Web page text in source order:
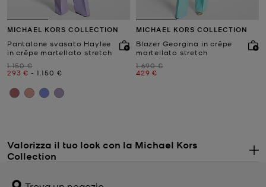
MICHAEL KORS COLLECTION
Pantalone svasato Haylee
in crêpe martellato stretch
Prezzo iniziale
1.150 €
Prezzo attuale
293 € -
a Prezzo attuale
1.150 €
MICHAEL KORS COLLECTION
Blazer Georgina in crêpe
martellato stretch
Prezzo iniziale
1.690 €
Prezzo attuale
429 €
Valorizza il tuo look con la Michael Kors
Collection
abbigliamento firmato